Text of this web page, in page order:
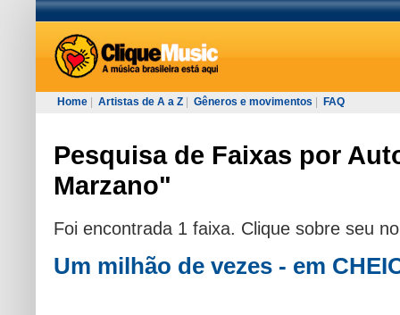
Home Artistas de A a Z Gêneros e movimentos FAQ
Pesquisa de Faixas por
Marzano"
Foi encontrada 1 faixa. Clique sobre seu
Um milhão de vezes - em